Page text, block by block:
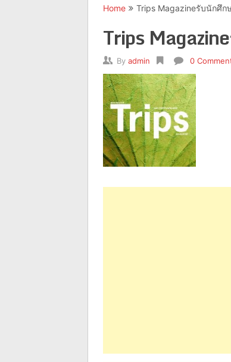
Home Trips Magazineรับนักศึก
Trips
By admin 0